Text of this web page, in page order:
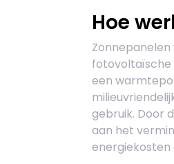
Hoe
fotovoltaïsche
een
gebruik. Door
aan het
energiekosten